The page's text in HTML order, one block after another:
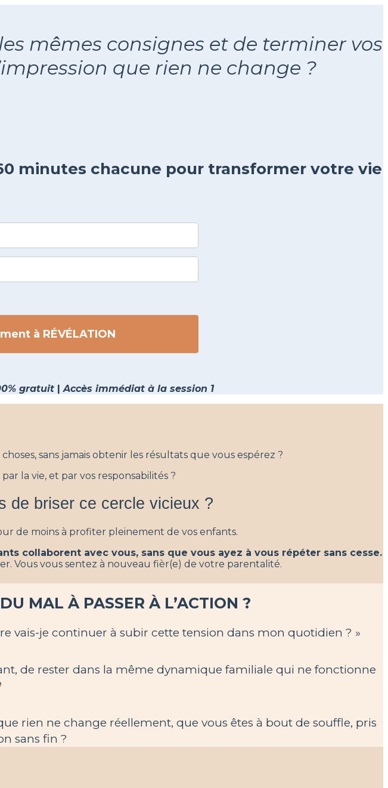
mêmes consignes et de terminer vos
que rien ne change ?
minutes chacune pour transformer votre vie
à RÉVÉLATION
gratuit | Accès immédiat à la session 1
sans jamais obtenir les résultats que vous espérez ?
la vie, et par vos responsabilités ?
de briser ce cercle vicieux ?
de moins à profiter pleinement de vos enfants.
collaborent avec vous, sans que vous ayez à vous répéter sans cesse.
Vous vous sentez à nouveau fièr(e) de votre parentalité.
MAL À PASSER À L’ACTION ?
vais-je continuer à subir cette tension dans mon quotidien ? »
de rester dans la même dynamique familiale qui ne fonctionne
rien ne change réellement, que vous êtes à bout de souffle, pris
sans fin ?